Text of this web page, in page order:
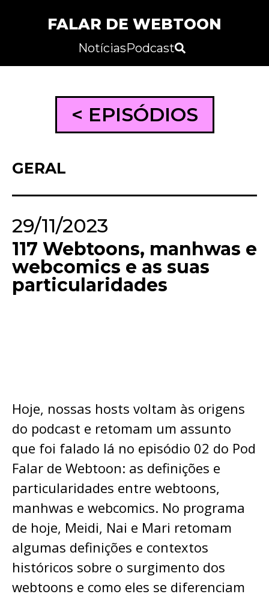
FALAR DE WEBTOON
NotíciasPodcast
< EPISÓDIOS
GERAL
29/11/2023
117 Webtoons, manhwas e
webcomics e as suas
particularidades
Hoje, nossas hosts voltam às origens
do podcast e retomam um assunto
que foi falado lá no episódio 02 do Pod
Falar de Webtoon: as definições e
particularidades entre webtoons,
manhwas e webcomics. No programa
de hoje, Meidi, Nai e Mari retomam
algumas definições e contextos
históricos sobre o surgimento dos
webtoons e como eles se diferenciam